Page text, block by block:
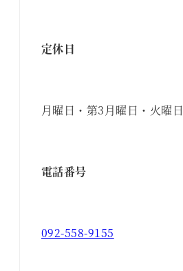
定休日
月曜日・第3月曜日・火曜日
電話番号
092-558-9155